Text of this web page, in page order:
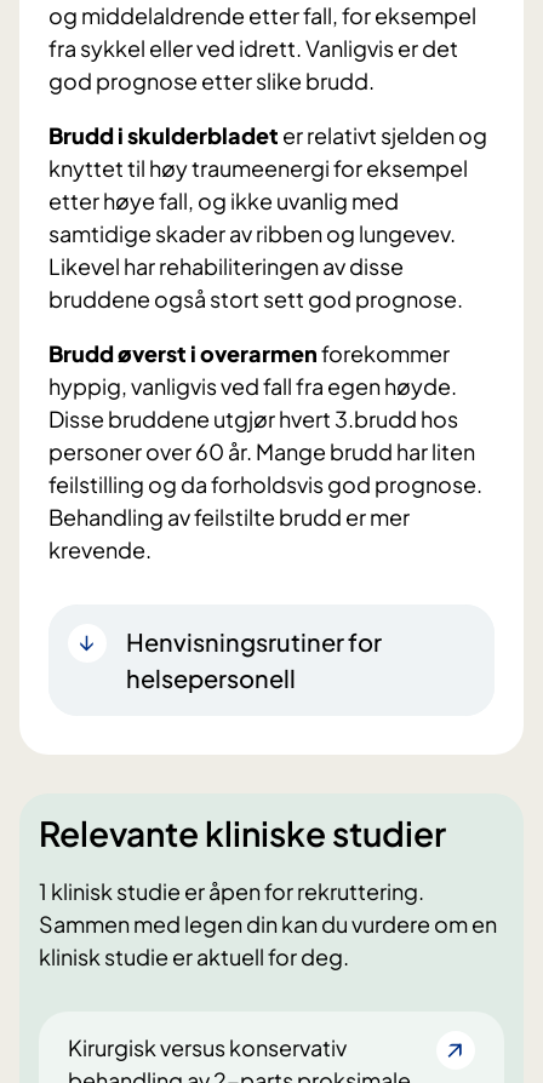
og middelaldrende etter fall, for eksempel
fra sykkel eller ved idrett. Vanligvis er det
god prognose etter slike brudd.
Brudd i skulderbladet er relativt sjelden og
knyttet til høy traumeenergi for eksempel
etter høye fall, og ikke uvanlig med
samtidige skader av ribben og lungevev.
Likevel har rehabiliteringen av disse
bruddene også stort sett god prognose.
Brudd øverst i overarmenforekommer
hyppig, vanligvis ved fall fra egen høyde.
Disse bruddene utgjør hvert 3.brudd hos
personer over 60 år. Mange brudd har liten
feilstilling og da forholdsvis god prognose.
Behandling av feilstilte brudd er mer
krevende.
Henvisningsrutiner for
helsepersonell
Relevante kliniske studier
1 klinisk studie er åpen for rekruttering.
Sammen med legen din kan du vurdere om en
klinisk studie er aktuell for deg.
Kirurgisk versus konservativ